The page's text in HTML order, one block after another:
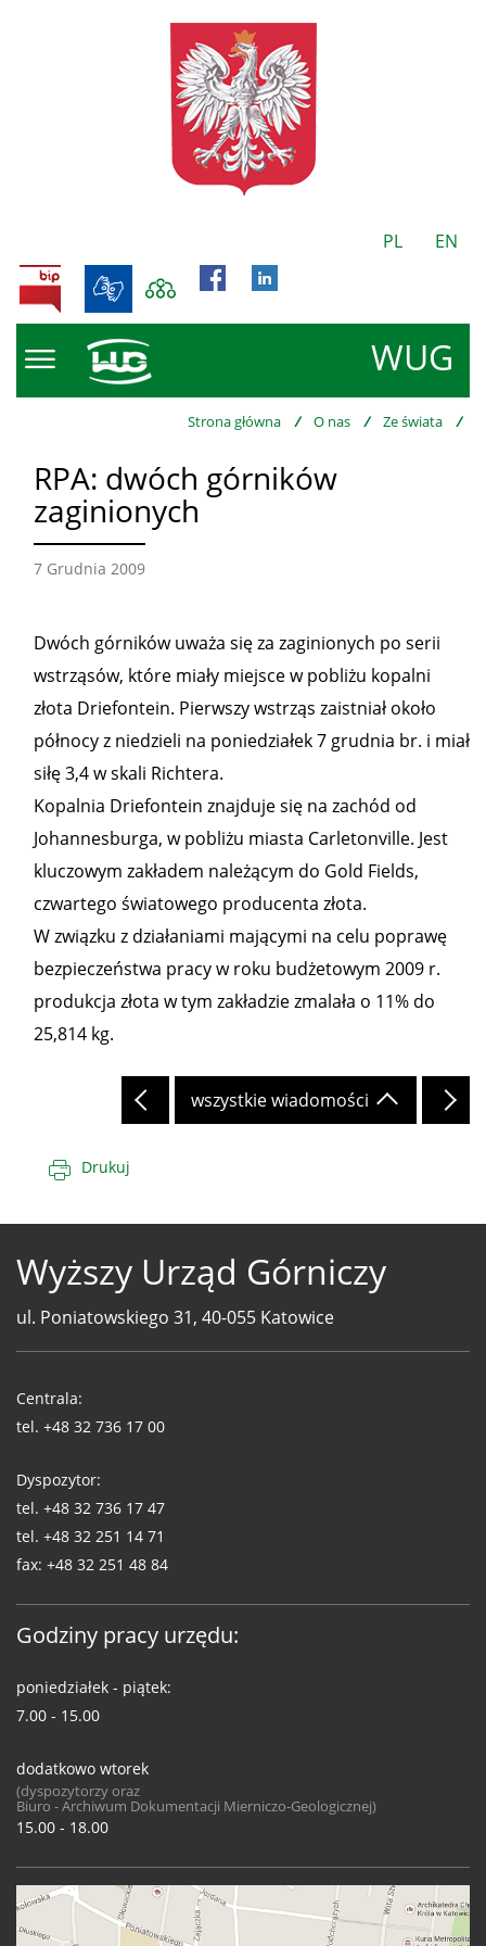
PL EN
WUG
BIP
Strona główna / O nas / Ze świata /
RPA: dwóch górników
zaginionych
7 Grudnia 2009
Dwóch górników uważa się za zaginionych po serii
wstrząsów, które miały miejsce w pobliżu kopalni
złota Driefontein. Pierwszy wstrząs zaistniał około
północy z niedzieli na poniedziałek 7 grudnia br. i miał
siłę 3,4 w skali Richtera.
Kopalnia Driefontein znajduje się na zachód od
Johannesburga, w pobliżu miasta Carletonville. Jest
kluczowym zakładem należącym do Gold Fields,
czwartego światowego producenta złota.
W związku z działaniami mającymi na celu poprawę
bezpieczeństwa pracy w roku budżetowym 2009 r.
produkcja złota w tym zakładzie zmalała o 11% do
25,814 kg.
wszystkie wiadomości
Drukuj
Wyższy Urząd Górniczy
ul. Poniatowskiego 31, 40-055 Katowice
WUG
Centrala:
tel. +48 32 736 17 00
Dyspozytor:
tel. +48 32 736 17 47
tel. +48 32 251 14 71
fax: +48 32 251 48 84
Godziny pracy urzędu:
poniedziałek - piątek:
7.00 - 15.00
dodatkowo wtorek
(dyspozytorzy oraz
Biuro - Archiwum Dokumentacji Mierniczo-Geologicznej)
15.00 - 18.00